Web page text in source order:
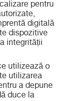
pentru
digitală
dispozitive
integrității
utilizează o
utilizarea
a depune
duce la